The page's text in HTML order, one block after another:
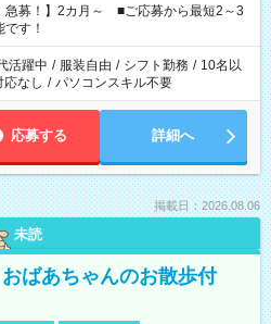
えてくださいね。 ※Wワーク希望
で希望する勤務時間と、もう1つのお仕事
40時間を超える場合は応募できません。
急募！】2カ月～ ■ご応募から最短2～3
す！
活躍中 / 服装自由 / シフト勤務 / 10名以
応なし / パソコンスキル不要
応募する 詳細へ
掲載日：2026.08.06
未読
ばあちゃんのお散歩付